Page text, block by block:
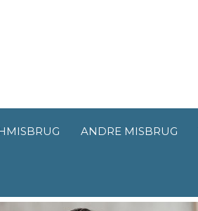
ANDRE MISBRUG